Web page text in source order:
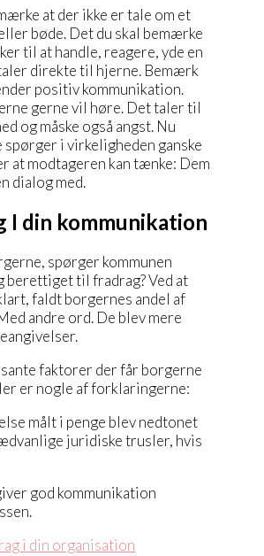
at der ikke er tale om et
bøde. Det du skal bemærke
til at handle, reagere, yde en
direkte til hjerne. Bemærk
positiv kommunikation.
gerne vil høre. Det taler til
og måske også angst. Nu
spørger i virkeligheden ganske
at modtageren kan tænke: Dem
dialog med.
I din kommunikation
spørger kommunen
berettiget til fradrag? Ved at
faldt borgernes andel af
andre ord. De blev mere
faktorer der får borgerne
er nogle af forklaringerne:
målt i penge blev nedtonet
juridiske trusler, hvis
god kommunikation
i din organisation